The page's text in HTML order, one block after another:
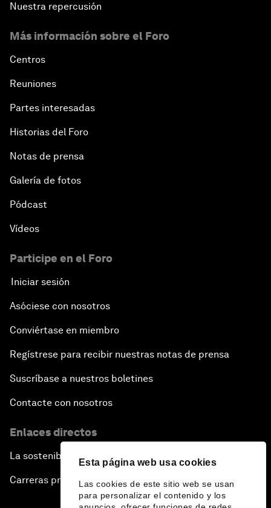
Esta página web usa cookies
Las cookies de este sitio web se usan
para personalizar el contenido y los
Nuestra repercusión
Más información sobre el Foro
Centros
Reuniones
Partes interesadas
Historias del Foro
Notas de prensa
Galería de fotos
Pódcast
Vídeos
Participe en el Foro
Iniciar sesión
Asóciese con nosotros
Conviértase en miembro
Regístrese para recibir nuestras notas de prensa
Suscríbase a nuestros boletines
Contacte con nosotros
Enlaces directos
La sostenibilidad en el Foro
Carreras profesionales